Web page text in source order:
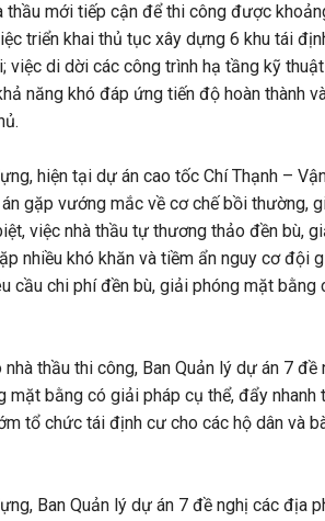
thầu mới tiếp cận để thi công được
triển khai thủ tục xây dựng 6 khu tái
việc di dời các công trình hạ tầng kỹ
năng khó đáp ứng tiến độ hoàn thành
hiện tại dự án cao tốc Chí Thạnh –
gặp vướng mắc về cơ chế bồi thường,
việc nhà thầu tự thương thảo đền bù,
nhiều khó khăn và tiềm ẩn nguy cơ đội
cầu chi phí đền bù, giải phóng mặt bằng
thầu thi công, Ban Quản lý dự án 7
mặt bằng có giải pháp cụ thể, đẩy nhanh
tổ chức tái định cư cho các hộ dân và
Ban Quản lý dự án 7 đề nghị các địa